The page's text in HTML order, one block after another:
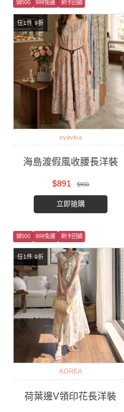
任1件 9折
領500 999免運 刷卡回饋
evaviva
海島渡假風收腰長洋裝
$891 $990
立即搶購
任1件 9折
領500 999免運 刷卡回饋
KOREA
荷葉邊V領印花長洋裝